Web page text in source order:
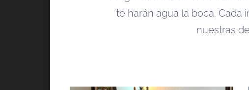
te harán agua la boca. Cada
nuestras